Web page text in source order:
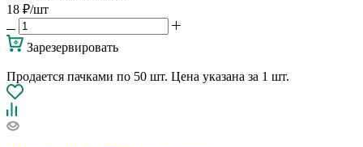
18 ₽/шт
Зарезервировать
Продается пачками по 50 шт. Цена указана за 1 шт.